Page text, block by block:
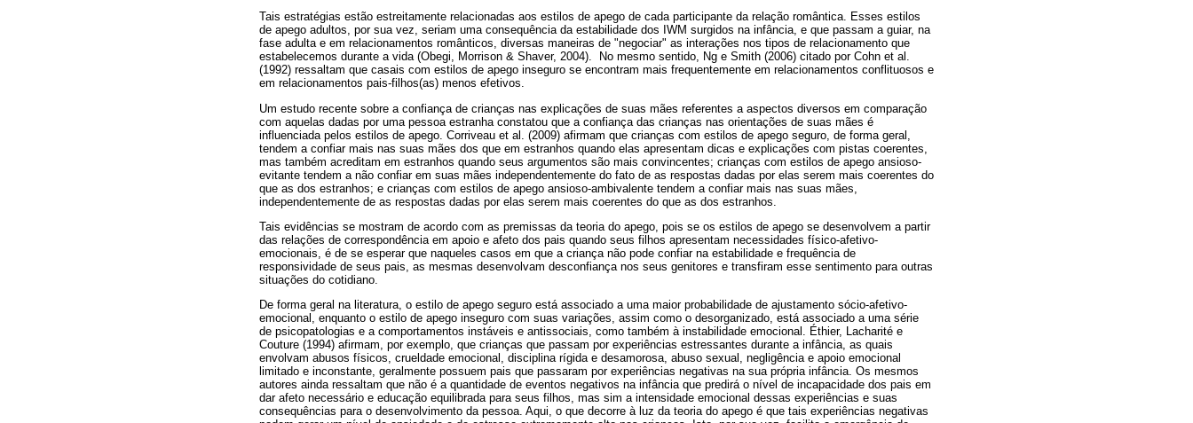
Tais estratégias estão estreitamente relacionadas aos estilos de apego de cada participante da relação romântica. Esses estilos
de apego adultos, por sua vez, seriam uma consequência da estabilidade dos IWM surgidos na infância, e que passam a guiar, na
fase adulta e em relacionamentos românticos, diversas maneiras de "negociar" as interações nos tipos de relacionamento que
estabelecemos durante a vida (Obegi, Morrison & Shaver, 2004). No mesmo sentido, Ng e Smith (2006) citado por Cohn et al.
(1992) ressaltam que casais com estilos de apego inseguro se encontram mais frequentemente em relacionamentos conflituosos e
em relacionamentos pais-filhos(as) menos efetivos.
Um estudo recente sobre a confiança de crianças nas explicações de suas mães referentes a aspectos diversos em comparação
com aquelas dadas por uma pessoa estranha constatou que a confiança das crianças nas orientações de suas mães é
influenciada pelos estilos de apego. Corriveau et al. (2009) afirmam que crianças com estilos de apego seguro, de forma geral,
tendem a confiar mais nas suas mães dos que em estranhos quando elas apresentam dicas e explicações com pistas coerentes,
mas também acreditam em estranhos quando seus argumentos são mais convincentes; crianças com estilos de apego ansioso-
evitante tendem a não confiar em suas mães independentemente do fato de as respostas dadas por elas serem mais coerentes do
que as dos estranhos; e crianças com estilos de apego ansioso-ambivalente tendem a confiar mais nas suas mães,
independentemente de as respostas dadas por elas serem mais coerentes do que as dos estranhos.
Tais evidências se mostram de acordo com as premissas da teoria do apego, pois se os estilos de apego se desenvolvem a partir
das relações de correspondência em apoio e afeto dos pais quando seus filhos apresentam necessidades físico-afetivo-
emocionais, é de se esperar que naqueles casos em que a criança não pode confiar na estabilidade e frequência de
responsividade de seus pais, as mesmas desenvolvam desconfiança nos seus genitores e transfiram esse sentimento para outras
situações do cotidiano.
De forma geral na literatura, o estilo de apego seguro está associado a uma maior probabilidade de ajustamento sócio-afetivo-
emocional, enquanto o estilo de apego inseguro com suas variações, assim como o desorganizado, está associado a uma série
de psicopatologias e a comportamentos instáveis e antissociais, como também à instabilidade emocional. Éthier, Lacharité e
Couture (1994) afirmam, por exemplo, que crianças que passam por experiências estressantes durante a infância, as quais
envolvam abusos físicos, crueldade emocional, disciplina rígida e desamorosa, abuso sexual, negligência e apoio emocional
limitado e inconstante, geralmente possuem pais que passaram por experiências negativas na sua própria infância. Os mesmos
autores ainda ressaltam que não é a quantidade de eventos negativos na infância que predirá o nível de incapacidade dos pais em
dar afeto necessário e educação equilibrada para seus filhos, mas sim a intensidade emocional dessas experiências e suas
consequências para o desenvolvimento da pessoa. Aqui, o que decorre à luz da teoria do apego é que tais experiências negativas